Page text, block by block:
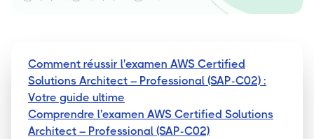
Comment réussir l'examen AWS Certified
Solutions Architect – Professional (SAP-C02) :
Votre guide ultime
Comprendre l'examen AWS Certified Solutions
Architect – Professional (SAP-C02)